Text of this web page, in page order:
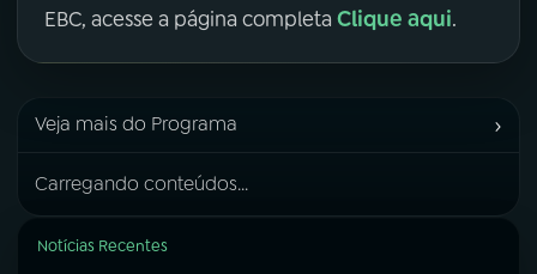
EBC, acesse a página completa Clique aqui.
Veja mais do Programa ›
Carregando conteúdos...
Notícias Recentes